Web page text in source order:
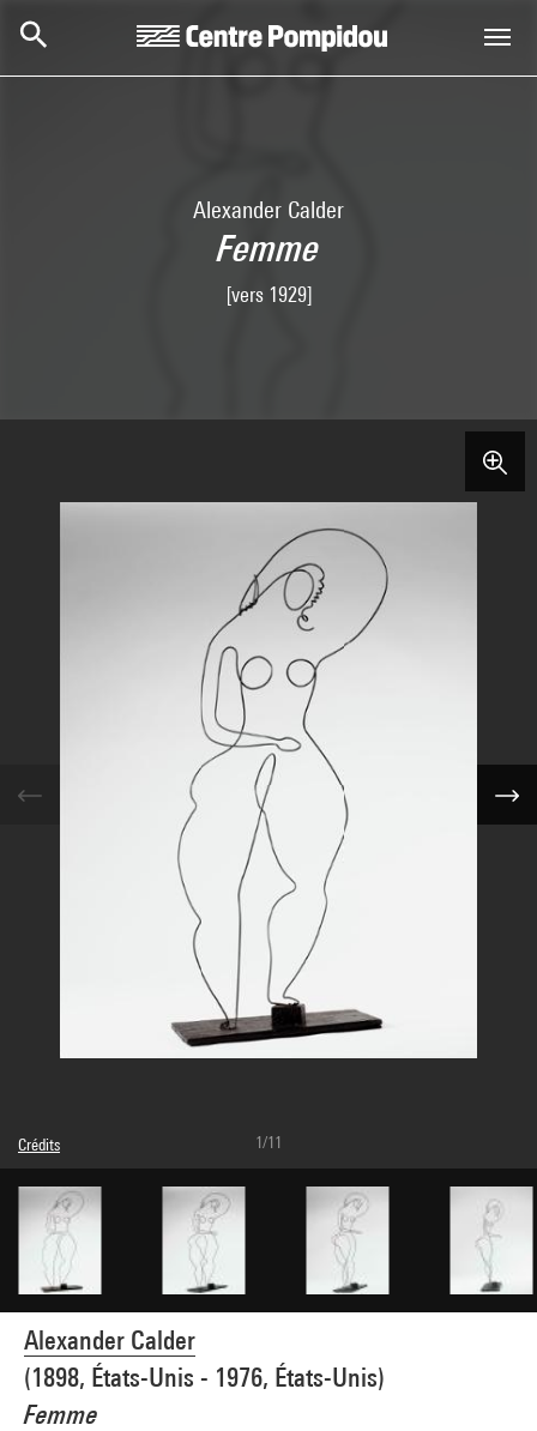
Alexander Calder
Femme
[vers 1929]
Alexander Calder
(1898, États-Unis - 1976, États-Unis)
Femme
Crédits
Légende : Vue n°1 après restauration
© Calder Foundation, New York / Adagp, Paris
Crédit photographique : Centre Pompidou, MNAM-CCI/Adam Rzepka/Dist.
GrandPalaisRmn
Réf. image : 4N10109
Diffusion image :
GrandPalaisRmnPhoto
1/11